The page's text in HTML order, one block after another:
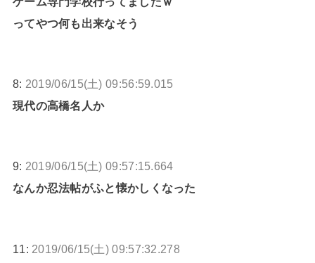
ってやつ何も出来なそう
8: 2019/06/15(土) 09:56:59.015
現代の高橋名人か
9: 2019/06/15(土) 09:57:15.664
なんか忍法帖がふと懐かしくなった
11: 2019/06/15(土) 09:57:32.278